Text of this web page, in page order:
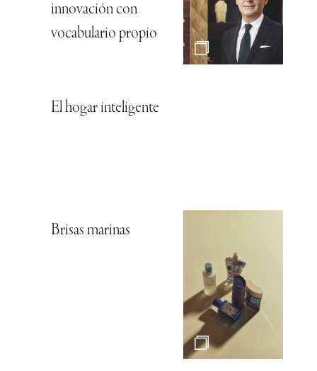
innovación con
vocabulario propio
El hogar inteligente
Brisas marinas